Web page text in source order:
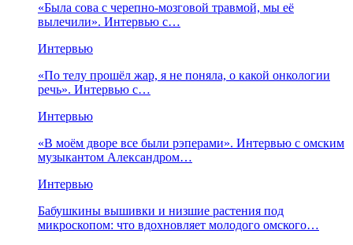
«Была сова с черепно-мозговой травмой, мы её
вылечили». Интервью с…
Интервью
«По телу прошёл жар, я не поняла, о какой онкологии
речь». Интервью с…
Интервью
«В моём дворе все были рэперами». Интервью с омским
музыкантом Александром…
Интервью
Бабушкины вышивки и низшие растения под
микроскопом: что вдохновляет молодого омского…